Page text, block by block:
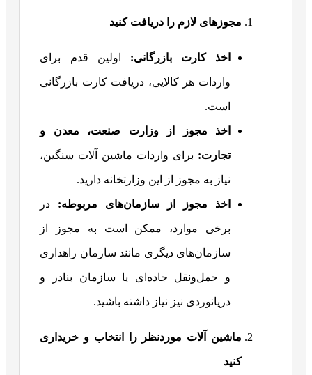
مجوزهای لازم را دریافت کنید
اخذ کارت بازرگانی: اولین قدم برای
واردات هر کالایی، دریافت کارت بازرگانی
است.
اخذ مجوز از وزارت صنعت، معدن و
تجارت: برای واردات ماشین آلات سنگین،
نیاز به مجوز از این وزارتخانه دارید.
اخذ مجوز از سازمان‌های مربوطه: در
برخی موارد، ممکن است به مجوز از
سازمان‌های دیگری مانند سازمان راهداری
و حمل‌ونقل جاده‌ای یا سازمان بنادر و
دریانوردی نیز نیاز داشته باشید.
ماشین آلات موردنظر را انتخاب و خریداری
کنید